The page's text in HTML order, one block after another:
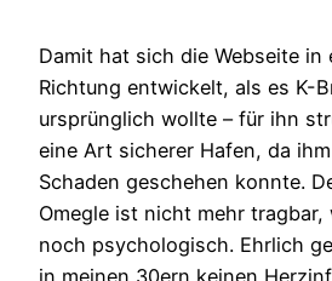
Damit hat sich die Webseite in
Richtung entwickelt, als es K-
ursprünglich wollte – für ihn
eine Art sicherer Hafen, da
Schaden geschehen konnte.
Omegle ist nicht mehr tragbar,
noch psychologisch. Ehrlich
in meinen 30ern keinen